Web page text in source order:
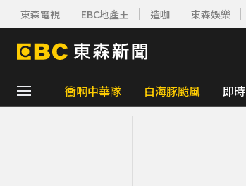
東森電視 EBC地產王 造咖 東森娛樂
衝啊中華隊 白海豚颱風 即時